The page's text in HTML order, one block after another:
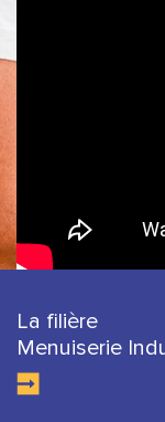
La filière
Menuiserie